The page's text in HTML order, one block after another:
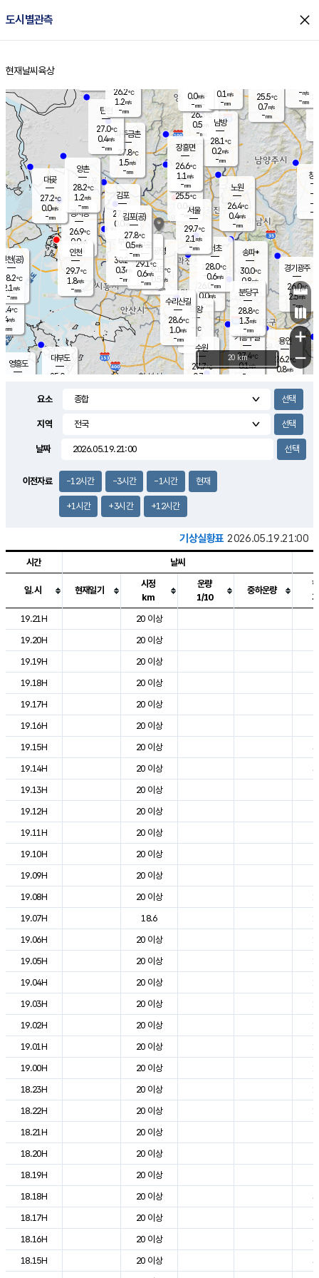
도시별관측 close
홈
현재날씨 육상
의도
℃
m/s
mm
영흥도
양주
26.3℃
0.5
-mm
과천
26.0℃
0.0m/s
- mm
용인
26.2℃
0.8m/s
경기광주
26.0℃
2.5m/s
-mm
0.7m/s
대부도
25.0
경서동
26.9℃
0.0m/s
-mm
파주금촌
27.8℃
1.5m/s
-mm
25.5℃
0.7m/s
-mm
대곶
27.2℃
0.0m/s
-mm
창
-
-m/
-
탄현
27.0℃
0.4m/s
-mm
-m/s
-mm
의왕
- ℃
m/s
mm
김포
27.8℃
0.0 m/s
mm
광명
30.5 ℃
0.5 m/s
-mm
부천
30.2℃
0.3m/s
-mm
양촌
28.2℃
1.2m/s
-mm
구로
29.1℃
0.6m/s
-mm
은평
25.5℃
0.0 m/s
- mm
노원
26.4℃
0.4m/s
-mm
송파*
30.0℃
0.8m/s
-mm
서초
28.0℃
0.6m/s
-mm
남방
28.1℃
0.2m/s
-mm
기흥구갈
27.4℃
0.1m/s
-
수리산길
28.6℃
1.0m/s
-mm
분당구
28.8℃
1.3m/s
-mm
장흥면
26.6℃
1.1 m/s
-mm
0.0m/s
-mm
인천(공)
28.2℃
2.1 m/s
-mm
김포(공)
27.8℃
0.5m/s
-mm
수원
27.7℃
0.7 m/s
인천
29.7℃
1.8m/s
-mm
서울
29.7℃
2.1 m/s
-mm
26.2℃
1.2m/s
-mm
0.1 m/s
-mm
+
−
20 km
요소
지역
날짜
이전자료 -12시간 -3시간 -1시간 현재
+1시간 +3시간 +12시간
기상실황표 2026.05.19.21:00
도시별 기상실황표로 지점, 날씨, 기온, 강수, 바람, 기압등을 안내한 표입
시간 날씨
일.시 현재일기
시정
km
운량
1/10
중하운량
19.21H
20 이상
19.20H
20 이상
19.19H
20 이상
19.18H
20 이상
19.17H
20 이상
19.16H
20 이상
19.15H
20 이상
19.14H
20 이상
19.13H
20 이상
19.12H
20 이상
19.11H
20 이상
19.10H
20 이상
19.09H
20 이상
19.08H
20 이상
19.07H
18.6
19.06H
20 이상
19.05H
20 이상
19.04H
20 이상
19.03H
20 이상
19.02H
20 이상
19.01H
20 이상
19.00H
20 이상
18.23H
20 이상
18.22H
20 이상
18.21H
20 이상
18.20H
20 이상
18.19H
20 이상
18.18H
20 이상
18.17H
20 이상
18.16H
20 이상
18.15H
20 이상